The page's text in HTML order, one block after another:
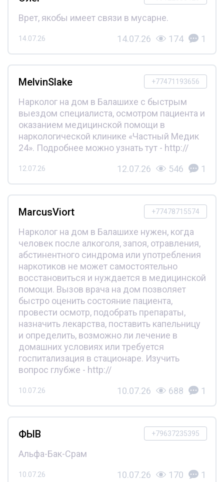
Врет, якобы имеет связи в мусарне.
14.07.26 14.07.26 174 1
+77471193656
MelvinSlake
Нарколог на дом в Балашихе с быстрым
выездом специалиста, осмотром пациента и
оказанием медицинской помощи в
наркологической клинике «Частный Медик
24». Подробнее можно узнать тут - http://
12.07.26 12.07.26 546 1
+77478715574
MarcusViort
Нарколог на дом в Балашихе нужен, когда
человек после алкоголя, запоя, отравления,
абстинентного синдрома или употребления
наркотиков не может самостоятельно
восстановиться и нуждается в медицинской
помощи. Вызов врача на дом позволяет
быстро оценить состояние пациента,
провести осмотр, подобрать препараты,
назначить лекарства, поставить капельницу
и определить, возможно ли лечение в
домашних условиях или требуется
госпитализация в стационаре. Изучить
вопрос глубже - http://
10.07.26 10.07.26 688 1
+79637235395
ФЫВ
Альфа-Бак-Срам
10.07.26 10.07.26 170 1